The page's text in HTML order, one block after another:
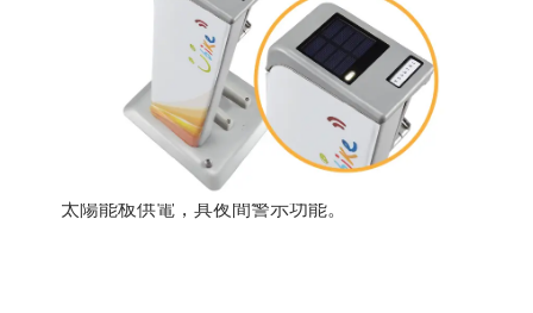
太陽能板供電，具夜間警示功能。